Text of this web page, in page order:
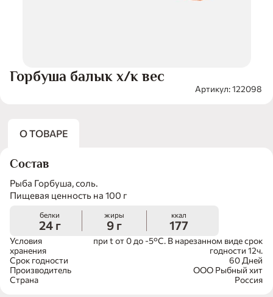
Горбуша балык х/к вес
Артикул: 122098
О ТОВАРЕ
Пищевая ценность на 100 г
белки
24 г
жиры
9 г
ккал
177
Условия
хранения
при t от 0 до -5°С. В нарезанном виде срок
годности 12ч.
Срок годности
60 Дней
Производитель
ООО Рыбный хит
Страна
Россия
Состав
Рыба Горбуша, соль.